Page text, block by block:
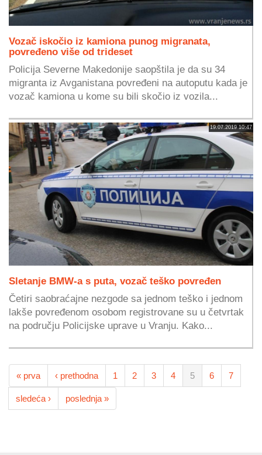
Vozač iskočio iz kamiona punog migranata,
povređeno više od trideset
Policija Severne Makedonije saopštila je da su 34
migranta iz Avganistana povređeni na autoputu kada je
vozač kamiona u kome su bili skočio iz vozila...
19.07.2019 10:47
Sletanje BMW-a s puta, vozač teško povređen
Četiri saobraćajne nezgode sa jednom teško i jednom
lakše povređenom osobom registrovane su u četvrtak
na području Policijske uprave u Vranju. Kako...
« prva ‹ prethodna 1 2 3 4 5 6 7
sledeća › poslednja »